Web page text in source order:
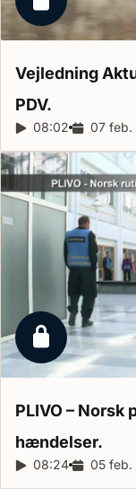
Låst
Vejledning
PDV.
08:02 07 feb.
Låst reportage
PLIVO –
hændelser.
08:24 05 feb.